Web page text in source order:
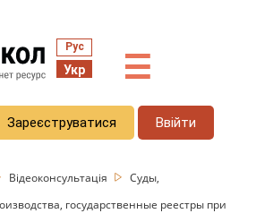
Рус
Укр ☰
Зареєструватися Ввійти
Відеоконсультація
Суды,
государственные реестры при